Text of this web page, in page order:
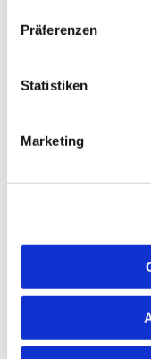
Präferenzen
Statistiken
Marketing
Dies